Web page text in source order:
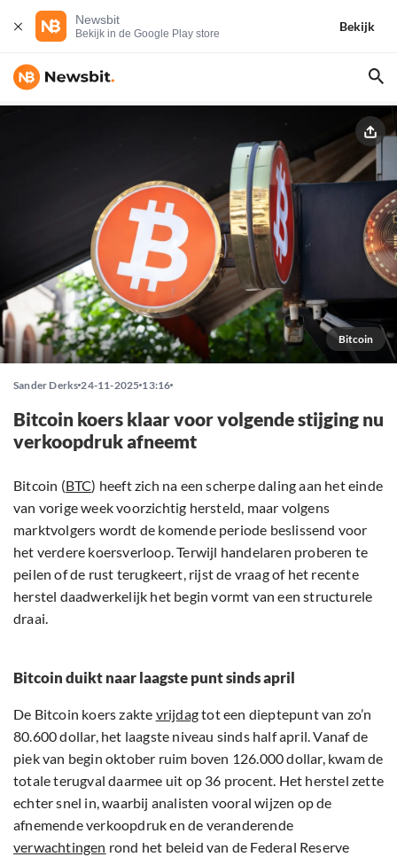
Newsbit
Bekijk in de Google Play store
Bekijk
Bitcoin
Sander Derks 24-11-2025 13:16
Bitcoin koers klaar voor volgende stijging nu
verkoopdruk afneemt
Bitcoin (BTC) heeft zich na een scherpe daling aan het einde
van vorige week voorzichtig hersteld, maar volgens
marktvolgers wordt de komende periode beslissend voor
het verdere koersverloop. Terwijl handelaren proberen te
peilen of de rust terugkeert, rijst de vraag of het recente
herstel daadwerkelijk het begin vormt van een structurele
draai.
Bitcoin duikt naar laagste punt sinds april
De Bitcoin koers zakte vrijdagtot een dieptepunt van zo’n
80.600 dollar, het laagste niveau sinds half april. Vanaf de
piek van begin oktober ruim boven 126.000 dollar, kwam de
totale terugval daarmee uit op 36 procent. Het herstel zette
echter snel in, waarbij analisten vooral wijzen op de
afnemende verkoopdruk en de veranderende
verwachtingen rond het beleid van de Federal Reserve